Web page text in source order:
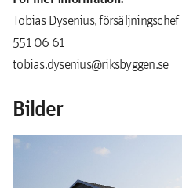
Tobias Dysenius,
551 06 61
tobias.dysenius@riksbyggen.se
Bilder